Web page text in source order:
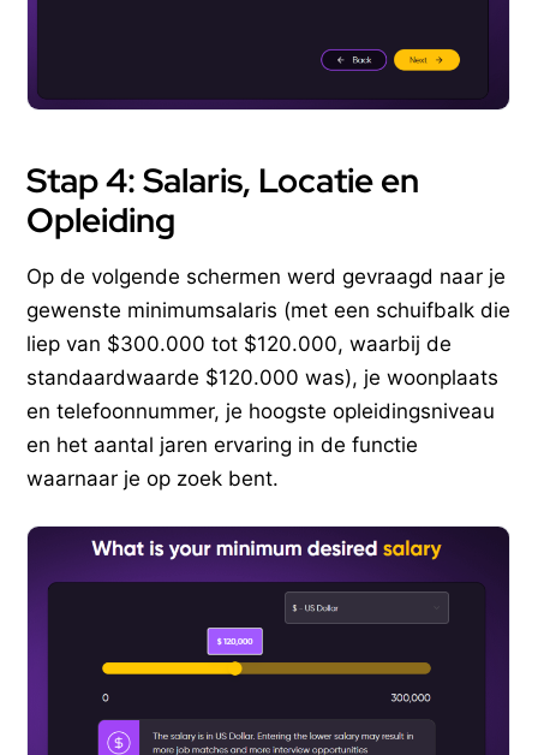
Stap 4: Salaris, Locatie en
Opleiding
Op de volgende schermen werd gevraagd naar je
gewenste minimumsalaris (met een schuifbalk die
liep van $300.000 tot $120.000, waarbij de
standaardwaarde $120.000 was), je woonplaats
en telefoonnummer, je hoogste opleidingsniveau
en het aantal jaren ervaring in de functie
waarnaar je op zoek bent.